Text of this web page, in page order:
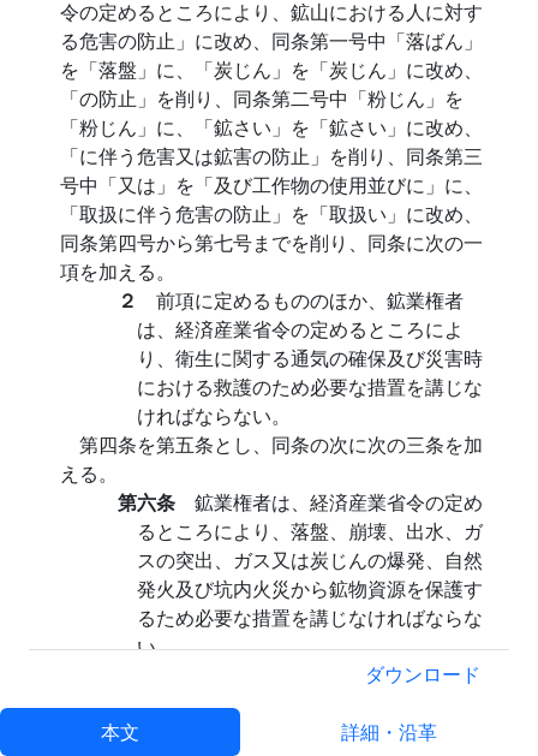
令の定めるところにより、鉱山における人に対す
る危害の防止」に改め、同条第一号中「落ばん」
を「落盤」に、「炭じん」を「炭じん」に改め、
「の防止」を削り、同条第二号中「粉じん」を
「粉じん」に、「鉱さい」を「鉱さい」に改め、
「に伴う危害又は鉱害の防止」を削り、同条第三
号中「又は」を「及び工作物の使用並びに」に、
「取扱に伴う危害の防止」を「取扱い」に改め、
同条第四号から第七号までを削り、同条に次の一
項を加える。
２ 前項に定めるもののほか、鉱業権者
は、経済産業省令の定めるところによ
り、衛生に関する通気の確保及び災害時
における救護のため必要な措置を講じな
ければならない。
第四条を第五条とし、同条の次に次の三条を加
える。
第六条 鉱業権者は、経済産業省令の定め
るところにより、落盤、崩壊、出水、ガ
スの突出、ガス又は炭じんの爆発、自然
発火及び坑内火災から鉱物資源を保護す
るため必要な措置を講じなければならな
い。
鉱業権者は、鉱山における坑内及
び坑外の事業場の区分に応じ、経済産業
省令の定めるところにより、機械、器具
ダウンロード
本文 詳細・沿革